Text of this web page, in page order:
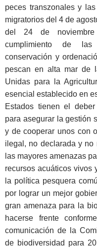
peces transzonales y
migratorios del 4 de
del 24 de
cumplimiento de las
conservación y
pescan en alta mar de
Unidas para la
esencial establecido en
Estados tienen el
para asegurar la gestión
y de cooperar unos con
ilegal, no declarada y no
las mayores amenazas
recursos acuáticos vivos
la política pesquera
por lograr un mejor
gran amenaza para la
hacerse frente
comunicación de la
de biodiversidad para